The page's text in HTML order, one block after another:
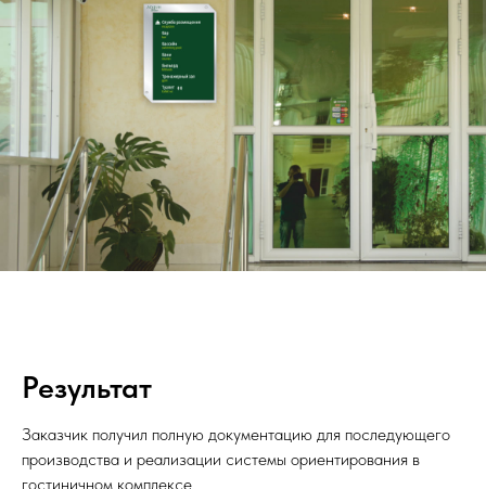
Результат
Заказчик получил полную документацию для последующего
производства и реализации системы ориентирования в
гостиничном комплексе.